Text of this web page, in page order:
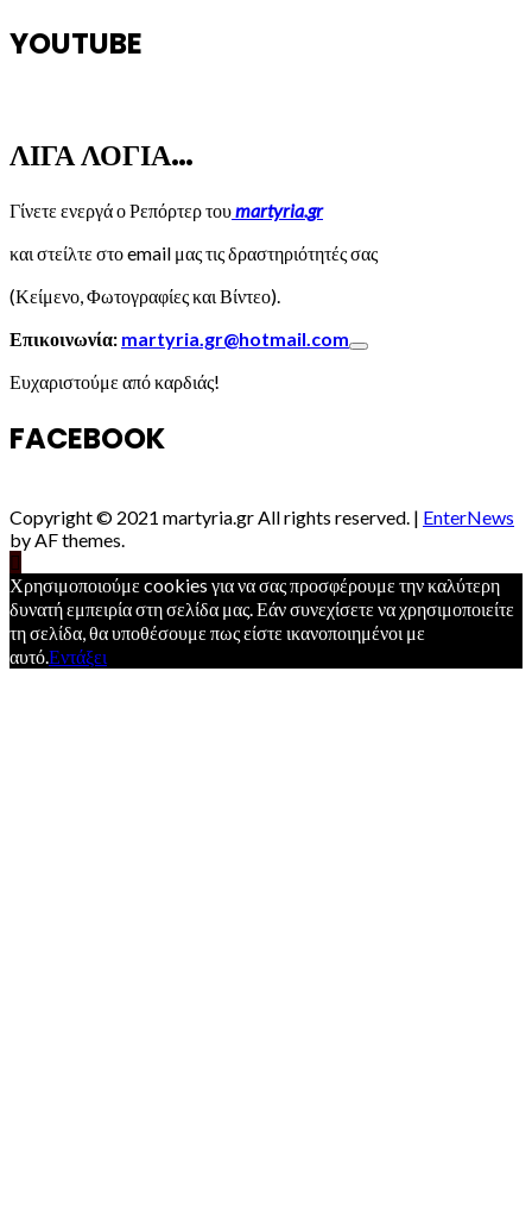
YOUTUBE
ΛΙΓΑ ΛΟΓΙΑ…
Γίνετε ενεργά ο Ρεπόρτερ τουmartyria.gr
και στείλτε στο email μας τις δραστηριότητές σας
(Κείμενο, Φωτογραφίες και Βίντεο).
Επικοινωνία: martyria.gr@hotmail.com
Ευχαριστούμε από καρδιάς!
FACEBOOK
Copyright © 2021 martyria.gr All rights reserved. | EnterNews
by AF themes.
Χρησιμοποιούμε cookies για να σας προσφέρουμε την καλύτερη
δυνατή εμπειρία στη σελίδα μας. Εάν συνεχίσετε να χρησιμοποιείτε
τη σελίδα, θα υποθέσουμε πως είστε ικανοποιημένοι με
αυτό.Εντάξει